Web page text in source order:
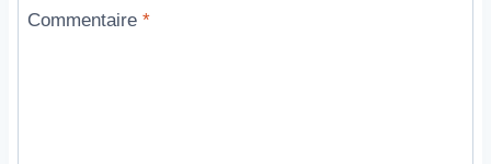
Commentaire *